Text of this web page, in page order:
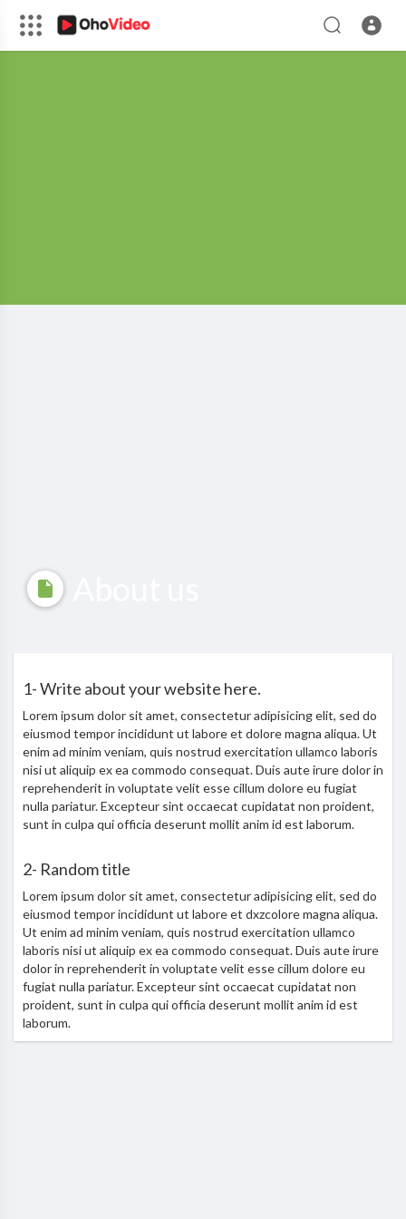
1- Write about your website here.
Lorem ipsum dolor sit amet, consectetur adipisicing elit, sed do
eiusmod tempor incididunt ut labore et dolore magna aliqua. Ut
enim ad minim veniam, quis nostrud exercitation ullamco laboris
nisi ut aliquip ex ea commodo consequat. Duis aute irure dolor in
reprehenderit in voluptate velit esse cillum dolore eu fugiat
nulla pariatur. Excepteur sint occaecat cupidatat non proident,
sunt in culpa qui officia deserunt mollit anim id est laborum.
2- Random title
Lorem ipsum dolor sit amet, consectetur adipisicing elit, sed do
eiusmod tempor incididunt ut labore et dxzcolore magna aliqua.
Ut enim ad minim veniam, quis nostrud exercitation ullamco
laboris nisi ut aliquip ex ea commodo consequat. Duis aute irure
dolor in reprehenderit in voluptate velit esse cillum dolore eu
fugiat nulla pariatur. Excepteur sint occaecat cupidatat non
proident, sunt in culpa qui officia deserunt mollit anim id est
laborum.